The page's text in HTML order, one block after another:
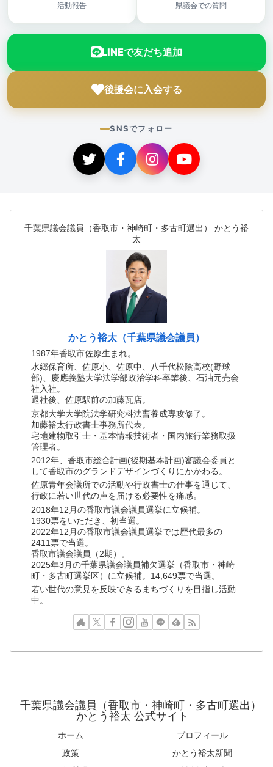
活動報告 県議会での質問
LINEで友だち追加
後援会に入会する
SNSでフォロー
千葉県議会議員（香取市・神崎町・多古町選出） かとう裕
太
かとう裕太（千葉県議会議員）
1987年香取市佐原生まれ。
水郷保育所、佐原小、佐原中、八千代松陰高校(野球
部)、慶應義塾大学法学部政治学科卒業後、石油元売会
社入社。
退社後、佐原駅前の加藤瓦店。
京都大学大学院法学研究科法曹養成専攻修了。
加藤裕太行政書士事務所代表。
宅地建物取引士・基本情報技術者・国内旅行業務取扱
管理者。
2012年、香取市総合計画(後期基本計画)審議会委員と
して香取市のグランドデザインづくりにかかわる。
佐原青年会議所での活動や行政書士の仕事を通じて、
行政に若い世代の声を届ける必要性を痛感。
2018年12月の香取市議会議員選挙に立候補。
1930票をいただき、初当選。
2022年12月の香取市議会議員選挙では歴代最多の
2411票で当選。
香取市議会議員（2期）。
2025年3月の千葉県議会議員補欠選挙（香取市・神崎
町・多古町選挙区）に立候補。14,649票で当選。
若い世代の意見を反映できるまちづくりを目指し活動
中。
千葉県議会議員（香取市・神崎町・多古町選出）
かとう裕太 公式サイト
ホーム
プロフィール
政策
かとう裕太新聞